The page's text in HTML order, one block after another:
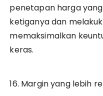
penetapan harga
ketiganya dan
memaksimalkan
keras.
16. Margin yang lebih